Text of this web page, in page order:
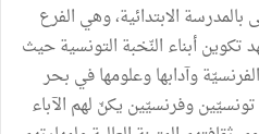
بالمدرسة الابتدائية، وهي الفرع
تكوين أبناء النّخبة التونسية حيث
الفرنسيّة وآدابها وعلومها في بحر
وفرنسيّين يكنّ لهم الآباء